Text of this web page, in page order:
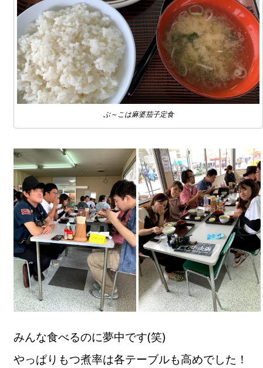
ぶ～こは麻婆茄子定食
みんな食べるのに夢中です(笑)
やっぱりもつ煮率は各テーブルも高めでした！